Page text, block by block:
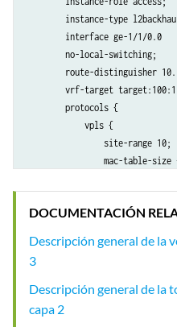
instance-type
        interface ge-1/1/0.0
        no-local-switching;
route-distinguisher
vrf-target
        protocols {
            vpls {
                site-range 10;
mac-table-size
interface-mac-
                }
no-tunnel-
                site A-PE {
site-
                }
DOCUMENTACIÓN
Descripción general de la
3
Descripción general de la
capa 2